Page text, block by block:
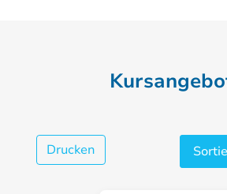
Drucken